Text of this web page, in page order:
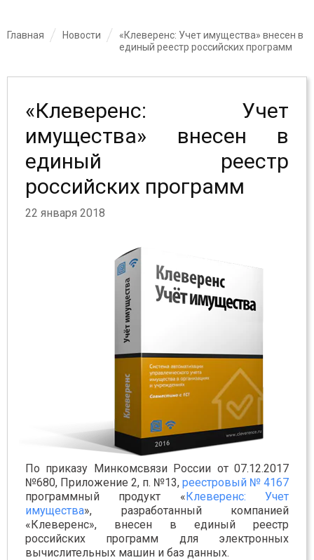
Главная Новости
«Клеверенс: Учет имущества» внесен в
единый реестр российских программ
«Клеверенс: Учет
имущества» внесен в
единый реестр
российских программ
22 января 2018
По приказу Минкомсвязи России от 07.12.2017
№680, Приложение 2, п. №13, реестровый № 4167
программный продукт «Клеверенс: Учет
имущества», разработанный компанией
«Клеверенс», внесен в единый реестр
российских программ для электронных
вычислительных машин и баз данных.